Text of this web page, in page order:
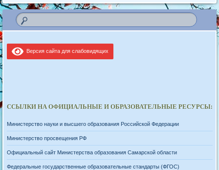
Версия сайта для слабовидящих
ССЫЛКИ НА ОФИЦИАЛЬНЫЕ И ОБРАЗОВАТЕЛЬНЫЕ РЕСУРСЫ:
Министерство науки и высшего образования Российской Федерации
Министерство просвещения РФ
Официальный сайт Министерства образования Самарской области
Федеральные государственные образовательные стандарты (ФГОС)